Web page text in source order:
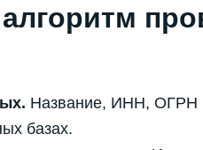
Название, ИНН, ОГРН
базах.